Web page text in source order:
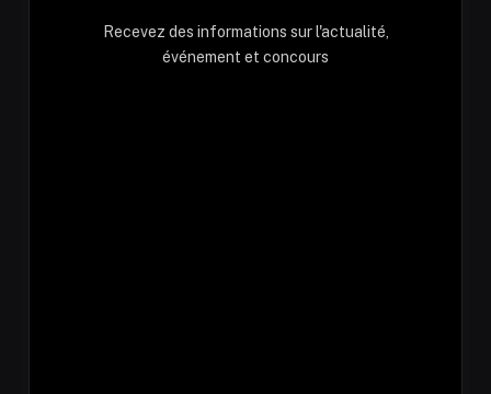
Recevez des informations sur l'actualité,
événement et concours